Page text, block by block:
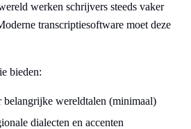
werken schrijvers steeds vaker
transcriptiesoftware moet deze
bieden:
belangrijke wereldtalen (minimaal)
dialecten en accenten